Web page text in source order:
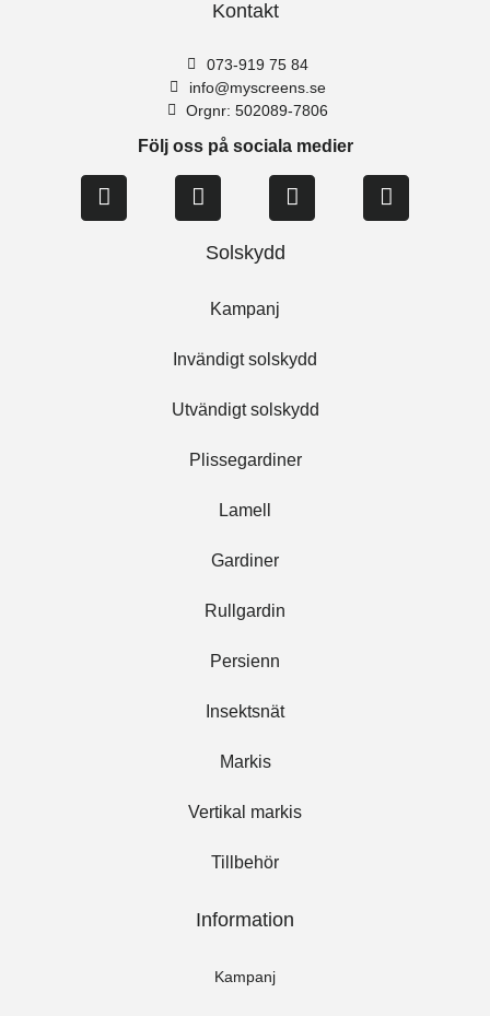
Kontakt
073-919 75 84
info@myscreens.se
Orgnr: 502089-7806
Följ oss på sociala medier
Solskydd
Kampanj
Invändigt solskydd
Utvändigt solskydd
Plissegardiner
Lamell
Gardiner
Rullgardin
Persienn
Insektsnät
Markis
Vertikal markis
Tillbehör
Information
Kampanj